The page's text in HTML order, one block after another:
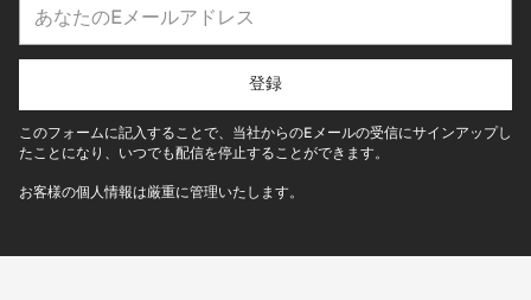
メ
ー
ア
レ
登録
このフォームに記入することで、当社からのEメールの受信にサインアップし
たことになり、いつでも配信を停止することができます。
お客様の個人情報は厳重に管理いたします。